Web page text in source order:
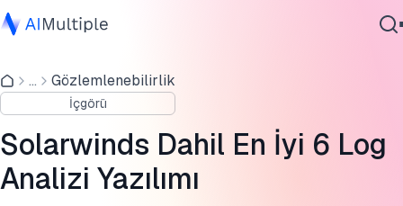
Ajanik Yapay Zeka
Siber güvenlik
Veri
Kurumsal Yazılım
Hizmetler
... Gözlemlenebilirlik
İçgörü
Solarwinds Dahil En İyi 6 Log
Analizi Yazılımı
Pazar Varlığı
En İyi Log Analizi Platformları